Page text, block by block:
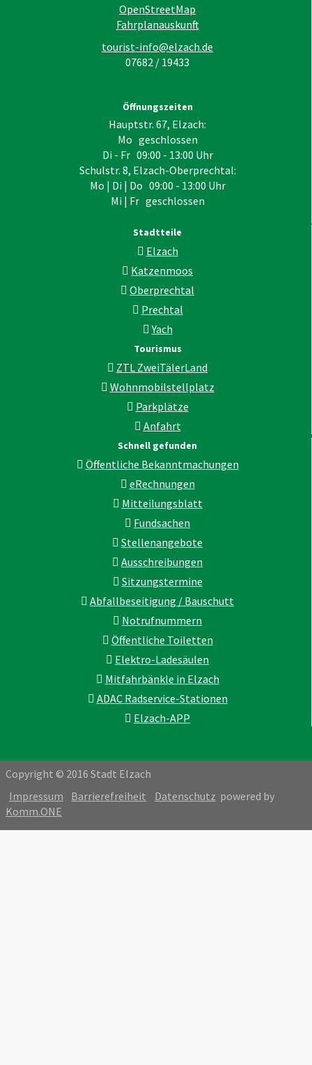
OpenStreetMap
Fahrplanauskunft
tourist-info@elzach.de
07682 / 19433
Öffnungszeiten
Hauptstr. 67, Elzach:
Mo geschlossen
Di - Fr 09:00 - 13:00 Uhr
Schulstr. 8, Elzach-Oberprechtal:
Mo | Di | Do 09:00 - 13:00 Uhr
Mi | Fr geschlossen
Stadtteile
Elzach
Katzenmoos
Oberprechtal
Prechtal
Yach
Tourismus
ZTL ZweiTälerLand
Wohnmobilstellplatz
Parkplätze
Anfahrt
Schnell gefunden
Öffentliche Bekanntmachungen
eRechnungen
Mitteilungsblatt
Fundsachen
Stellenangebote
Ausschreibungen
Sitzungstermine
Abfallbeseitigung / Bauschutt
Notrufnummern
Öffentliche Toiletten
Elektro-Ladesäulen
Mitfahrbänkle in Elzach
ADAC Radservice-Stationen
Elzach-APP
Copyright © 2016 Stadt Elzach
Impressum
Barrierefreiheit Datenschutz powered by
Komm.ONE